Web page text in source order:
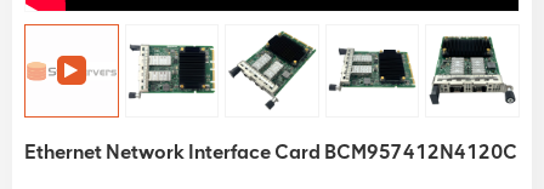
Ethernet Network Interface Card BCM957412N4120C